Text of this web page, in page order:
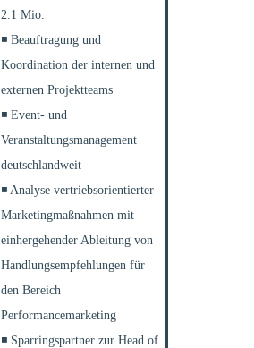
2.1 Mio.
◾ Beauftragung und
Koordination der internen und
externen Projektteams
◾ Event- und
Veranstaltungsmanagement
deutschlandweit
◾ Analyse vertriebsorientierter
Marketingmaßnahmen mit
einhergehender Ableitung von
Handlungsempfehlungen für
den Bereich
Performancemarketing
◾ Sparringspartner zur Head of